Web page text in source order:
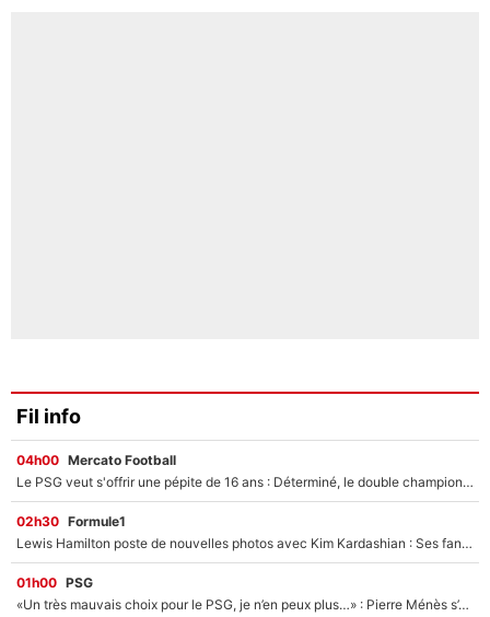
Fil info
04h00 Mercato Football
Le PSG veut s'offrir une pépite de 16 ans : Déterminé, le double champion d'Europe en titre est prêt à lâcher 40M€ pour celui que l'on compare déjà à Vinicius Jr !
02h30 Formule1
Lewis Hamilton poste de nouvelles photos avec Kim Kardashian : Ses fans le voient déjà redevenir champion du monde de F1 grâce à elle !
01h00 PSG
«Un très mauvais choix pour le PSG, je n’en peux plus…» : Pierre Ménès s’est complètement trompé avec Luis Enrique et ces déclarations le prouvent !